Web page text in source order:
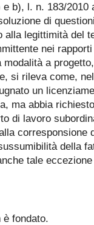
b), l. n. 183/2010
di
alla legittimità del
nei
a
si rileva come,
un
ma abbia
di lavoro
corresponsione
della
tale
fondato.